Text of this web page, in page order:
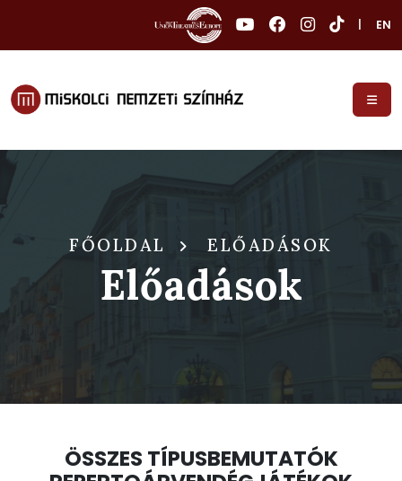
EN
FŐOLDAL ELŐADÁSOK
Előadások
ÖSSZES TÍPUSBEMUTATÓK